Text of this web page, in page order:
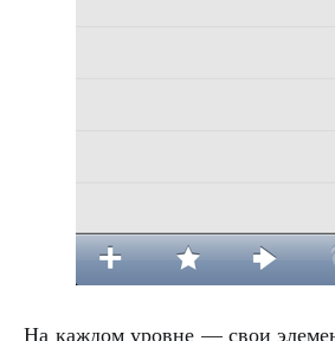
На каждом уровне — свои